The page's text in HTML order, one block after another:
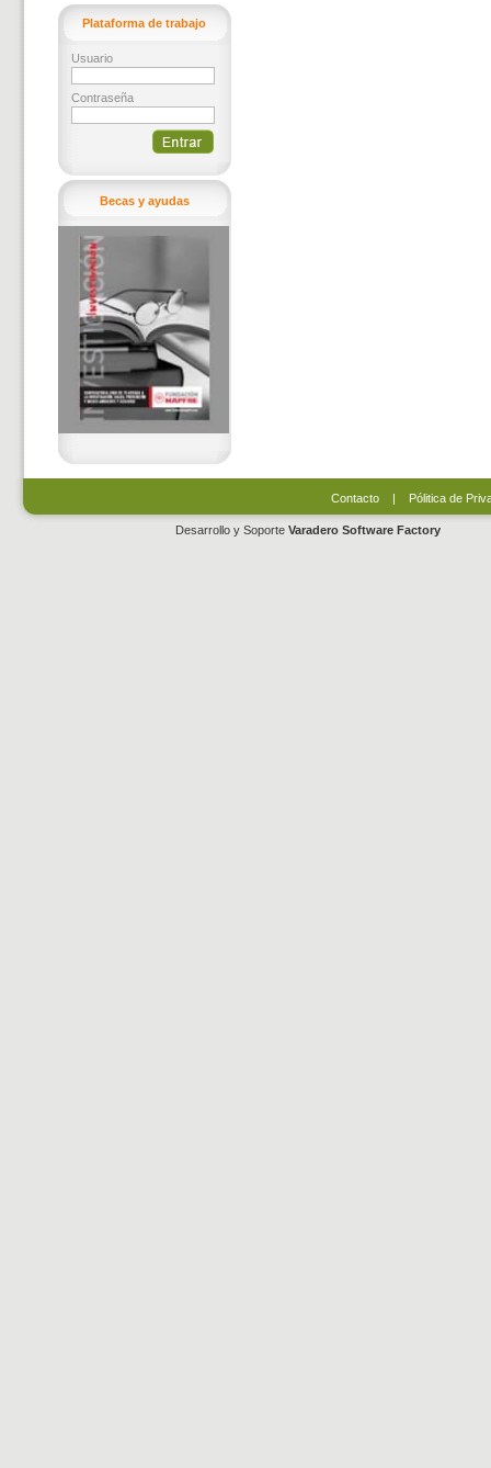
Plataforma de trabajo
Usuario
Contraseña
Becas y ayudas
Contacto| Pólitica de
Desarrollo y Soporte Varadero Software Factory